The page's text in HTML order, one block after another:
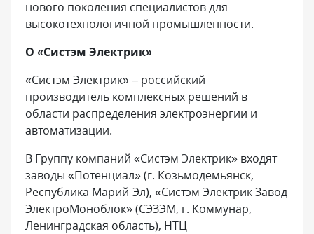
нового поколения специалистов для
высокотехнологичной промышленности.
О «Систэм Электрик»
«Систэм Электрик» – российский
производитель комплексных решений в
области распределения электроэнергии и
автоматизации.
В Группу компаний «Систэм Электрик» входят
заводы «Потенциал» (г. Козьмодемьянск,
Республика Марий-Эл), «Систэм Электрик Завод
ЭлектроМоноблок» (СЭЗЭМ, г. Коммунар,
Ленинградская область), НТЦ